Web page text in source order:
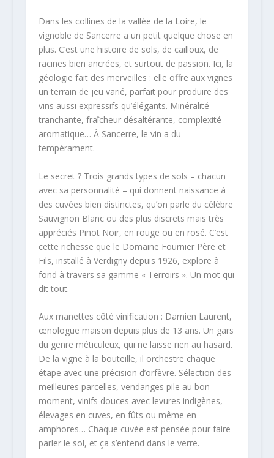
Dans les collines de la vallée de la Loire, le
vignoble de Sancerre a un petit quelque chose en
plus. C’est une histoire de sols, de cailloux, de
racines bien ancrées, et surtout de passion. Ici, la
géologie fait des merveilles : elle offre aux vignes
un terrain de jeu varié, parfait pour produire des
vins aussi expressifs qu’élégants. Minéralité
tranchante, fraîcheur désaltérante, complexité
aromatique… À Sancerre, le vin a du
tempérament.
Le secret ? Trois grands types de sols – chacun
avec sa personnalité – qui donnent naissance à
des cuvées bien distinctes, qu’on parle du célèbre
Sauvignon Blanc ou des plus discrets mais très
appréciés Pinot Noir, en rouge ou en rosé. C’est
cette richesse que le Domaine Fournier Père et
Fils, installé à Verdigny depuis 1926, explore à
fond à travers sa gamme « Terroirs ». Un mot qui
dit tout.
Aux manettes côté vinification : Damien Laurent,
œnologue maison depuis plus de 13 ans. Un gars
du genre méticuleux, qui ne laisse rien au hasard.
De la vigne à la bouteille, il orchestre chaque
étape avec une précision d’orfèvre. Sélection des
meilleures parcelles, vendanges pile au bon
moment, vinifs douces avec levures indigènes,
élevages en cuves, en fûts ou même en
amphores… Chaque cuvée est pensée pour faire
parler le sol, et ça s’entend dans le verre.